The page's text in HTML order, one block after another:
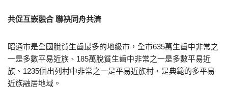
共促互嵌融合 聯袂同舟共濟
昭通市是全國脫貧生齒最多的地級市，全市635萬生齒中非常之
一是多數平易近族、185萬脫貧生齒中非常之一是多數平易近
族、1235個出列村中非常之一是平易近族村，是典範的多平易
近族融居地域。